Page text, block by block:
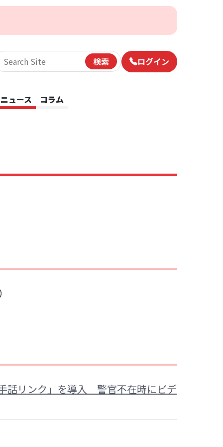
サイト内検索 検索 ログイン
ニュース
コラム
話リンク」を導入 警官不在時にビデ